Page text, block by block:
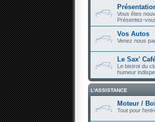
Vous êtes
Présentez-
Vos Autos
Venez nous
Le Sax'
Le bistrot du
humeur
L'ASSISTANCE
Moteur /
Tout pour